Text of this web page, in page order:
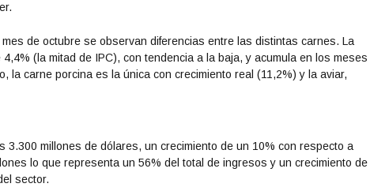
mes de octubre se observan diferencias entre las distintas carnes. La
(la mitad de IPC), con tendencia a la baja, y acumula en los meses
la carne porcina es la única con crecimiento real (11,2%) y la aviar,
millones de dólares, un crecimiento de un 10% con respecto a
lo que representa un 56% del total de ingresos y un crecimiento de
sector.